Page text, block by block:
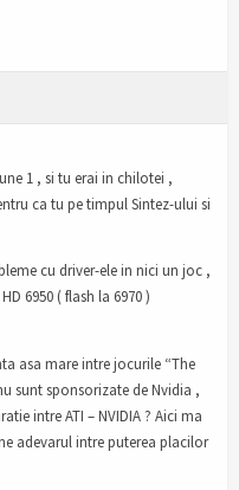
1 , si tu erai in chilotei ,
ca tu pe timpul Sintez-ului si
cu driver-ele in nici un joc ,
6950 ( flash la 6970 )
asa mare intre jocurile “The
sunt sponsorizate de Nvidia ,
intre ATI – NVIDIA ? Aici ma
adevarul intre puterea placilor